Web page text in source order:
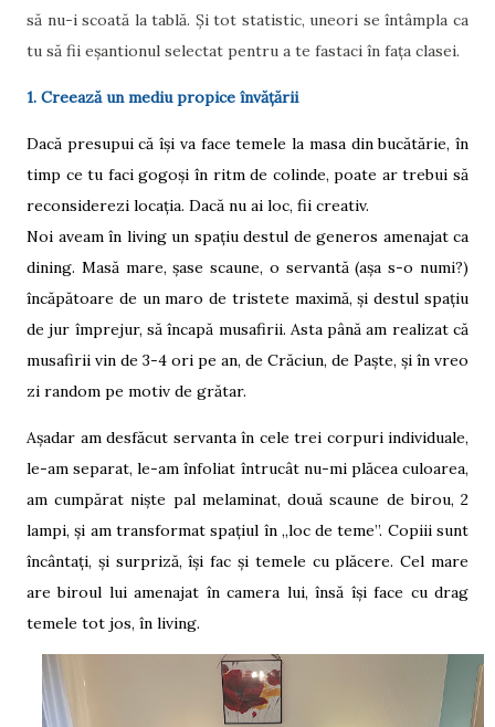
să nu-i scoată la tablă. Și tot statistic, uneori se întâmpla ca
tu să fii eșantionul selectat pentru a te fastaci în fața clasei.
1. Creează un mediu propice învățării
Dacă presupui că își va face temele la masa din bucătărie, în
timp ce tu faci gogoși în ritm de colinde, poate ar trebui să
reconsiderezi locația. Dacă nu ai loc, fii creativ.
Noi aveam în living un spațiu destul de generos amenajat ca
dining. Masă mare, șase scaune, o servantă (așa s-o numi?)
încăpătoare de un maro de tristete maximă, și destul spațiu
de jur împrejur, să încapă musafirii. Asta până am realizat că
musafirii vin de 3-4 ori pe an, de Crăciun, de Paște, și în vreo
zi random pe motiv de grătar.
Așadar am desfăcut servanta în cele trei corpuri individuale,
le-am separat, le-am înfoliat întrucât nu-mi plăcea culoarea,
am cumpărat niște pal melaminat, două scaune de birou, 2
lampi, și am transformat spațiul în „loc de teme”. Copiii sunt
încântați, și surpriză, își fac și temele cu plăcere. Cel mare
are biroul lui amenajat în camera lui, însă își face cu drag
temele tot jos, în living.